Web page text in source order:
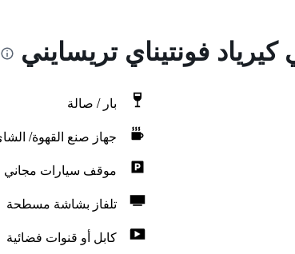
فونتيناي تريسايني
بار / صالة
جهاز صنع القهوة/
موقف سيارات مجاني
تلفاز بشاشة مسطحة
كابل أو قنوات فضائية